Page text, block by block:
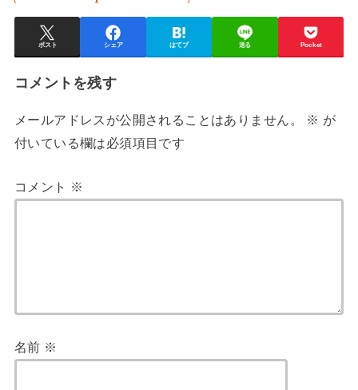
ポスト シェア はてブ 送る Pocket
コメントを残す
メールアドレスが公開されることはありません。 ※ が
付いている欄は必須項目です
コメント ※
名前 ※